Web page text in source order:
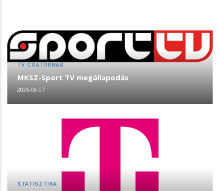
TV CSATORNÁK
MKSZ-Sport TV megállapodás
2026-08-07
STATISZTIKA